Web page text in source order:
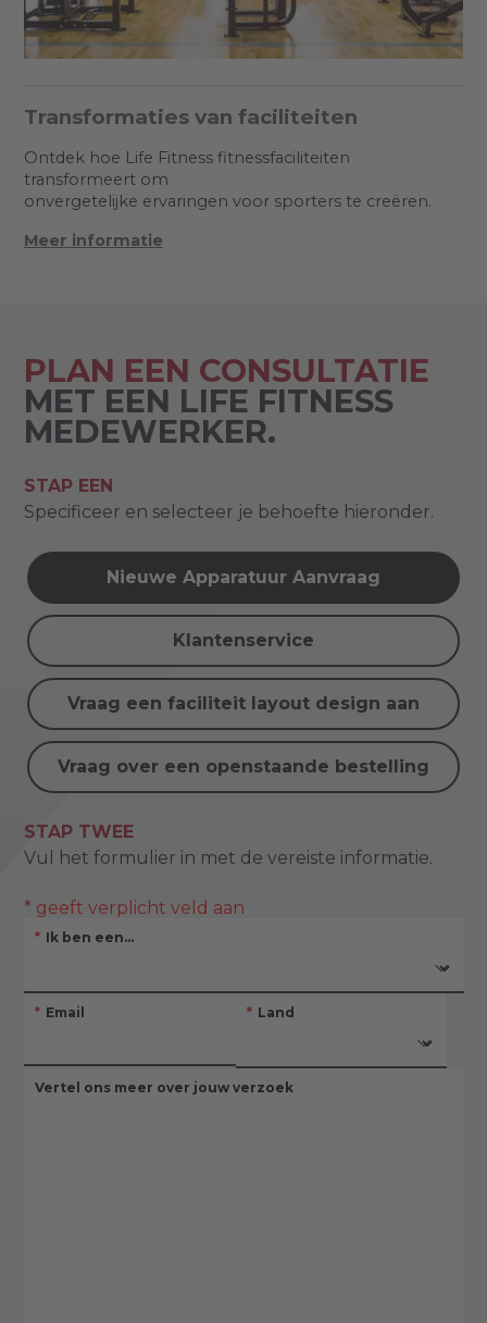
Transformaties van faciliteiten
Ontdek hoe Life Fitness fitnessfaciliteiten
transformeert om
onvergetelijke ervaringen voor sporters te creëren.
Meer informatie
PLAN EEN CONSULTATIE
MET EEN LIFE FITNESS
MEDEWERKER.
STAP EEN
Specificeer en selecteer je behoefte hieronder.
Nieuwe Apparatuur Aanvraag
Klantenservice
Vraag een faciliteit layout design aan
Vraag over een openstaande bestelling
STAP TWEE
Vul het formulier in met de vereiste informatie.